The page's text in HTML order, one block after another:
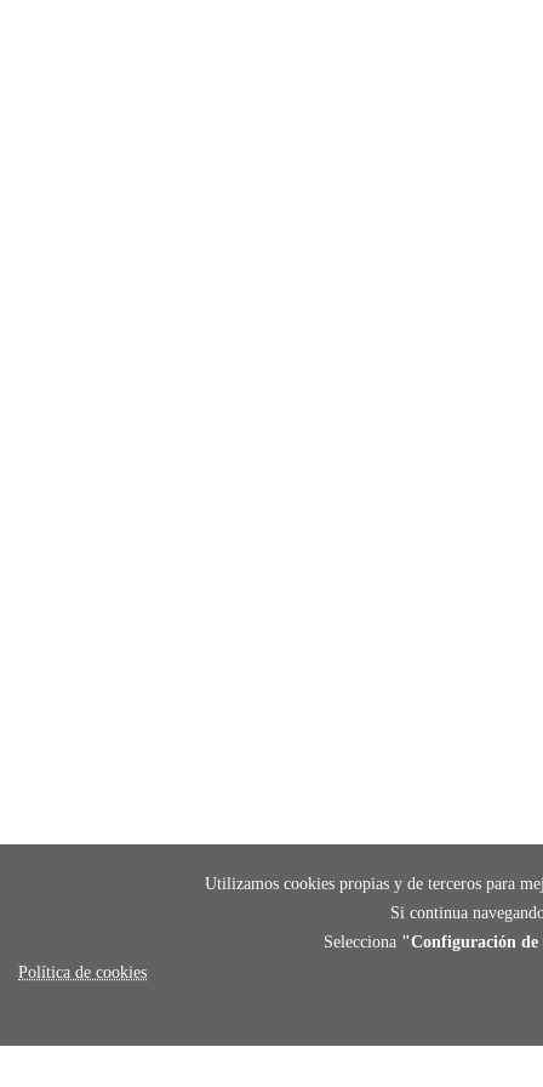
Utilizamos cookies propias y de terceros para
Si continua
Selecciona "Configuración de
Política de cookies